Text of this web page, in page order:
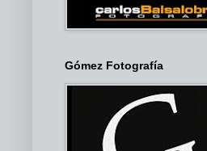
Gómez Fotografía